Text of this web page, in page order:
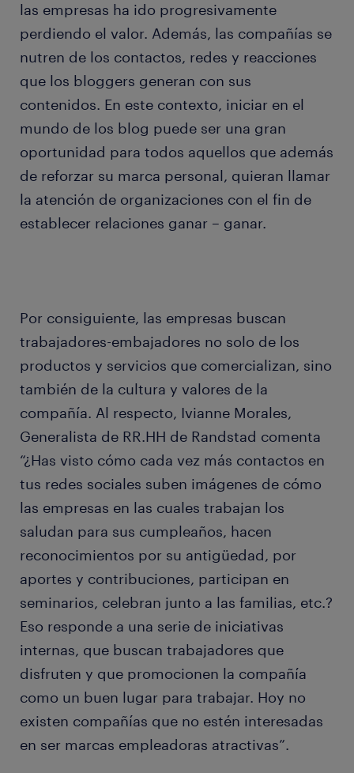
las empresas ha ido progresivamente
perdiendo el valor. Además, las compañías se
nutren de los contactos, redes y reacciones
que los bloggers generan con sus
contenidos. En este contexto, iniciar en el
mundo de los blog puede ser una gran
oportunidad para todos aquellos que además
de reforzar su marca personal, quieran llamar
la atención de organizaciones con el fin de
establecer relaciones ganar – ganar.
Por consiguiente, las empresas buscan
trabajadores-embajadores no solo de los
productos y servicios que comercializan, sino
también de la cultura y valores de la
compañía. Al respecto, Ivianne Morales,
Generalista de RR.HH de Randstad comenta
“¿Has visto cómo cada vez más contactos en
tus redes sociales suben imágenes de cómo
las empresas en las cuales trabajan los
saludan para sus cumpleaños, hacen
reconocimientos por su antigüedad, por
aportes y contribuciones, participan en
seminarios, celebran junto a las familias, etc.?
Eso responde a una serie de iniciativas
internas, que buscan trabajadores que
disfruten y que promocionen la compañía
como un buen lugar para trabajar. Hoy no
existen compañías que no estén interesadas
en ser marcas empleadoras atractivas”.